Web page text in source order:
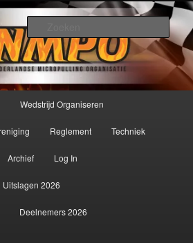
MicroPulling
ter wereld!
Wedstrijd Organiseren
Reglement Techniek
Archief Log In
Uitslagen 2026
Deelnemers 2026